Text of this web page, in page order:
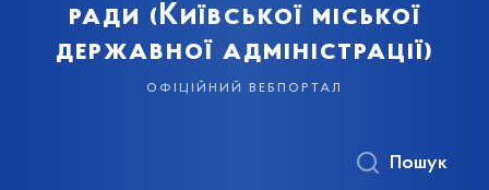
ради (Київської міської
державної адміністрації)
офіційний вебпортал
Пошук